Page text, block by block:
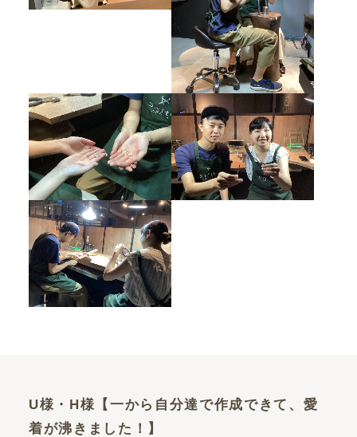
U様・H様【一から自分達で作成できて、愛
着が沸きました！】